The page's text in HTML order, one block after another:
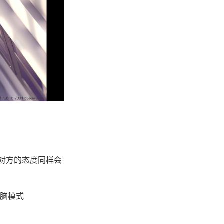
方的态度同样会
模式